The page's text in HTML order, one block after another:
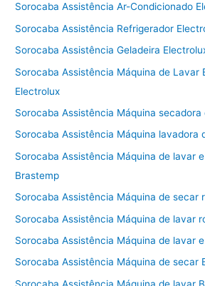
Sorocaba Assistência Ar-Condicionado
Sorocaba Assistência Refrigerador
Sorocaba Assistência Geladeira
Sorocaba Assistência Máquina de Lavar
Electrolux
Sorocaba Assistência Máquina
Sorocaba Assistência Máquina lavadora
Sorocaba Assistência Máquina de lavar
Brastemp
Sorocaba Assistência Máquina de secar
Sorocaba Assistência Máquina de lavar
Sorocaba Assistência Máquina de lavar
Sorocaba Assistência Máquina de secar